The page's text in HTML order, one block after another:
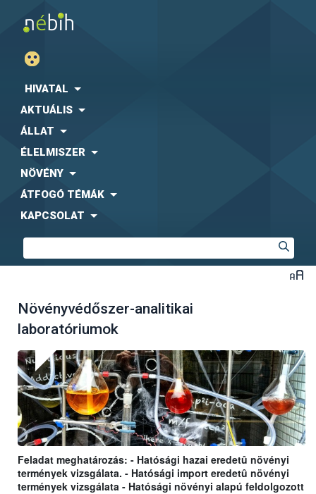
HIVATAL
AKTUÁLIS
ÁLLAT
ÉLELMISZER
NÖVÉNY
ÁTFOGÓ TÉMÁK
KAPCSOLAT
Növényvédőszer-analitikai
laboratóriumok
Feladat meghatározás: - Hatósági hazai eredetû növényi
termények vizsgálata. - Hatósági import eredetû növényi
termények vizsgálata - Hatósági növényi alapú feldolgozott